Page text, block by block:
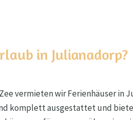
in Julianadorp?
vermieten wir Ferienhäuser in
komplett ausgestattet und